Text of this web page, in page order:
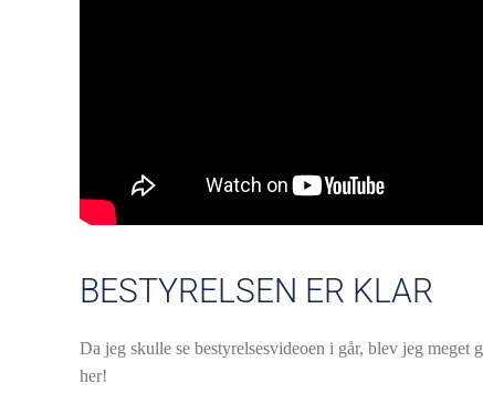
BESTYRELSEN ER KLAR
Da jeg skulle se bestyrelsesvideoen i går, blev jeg
her!